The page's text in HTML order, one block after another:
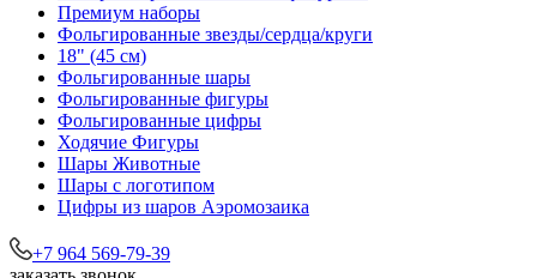
Премиум наборы
Фольгированные звезды/сердца/круги
18" (45 см)
Фольгированные шары
Фольгированные фигуры
Фольгированные цифры
Ходячие Фигуры
Шары Животные
Шары с логотипом
Цифры из шаров Аэромозаика
+7 964 569-79-39